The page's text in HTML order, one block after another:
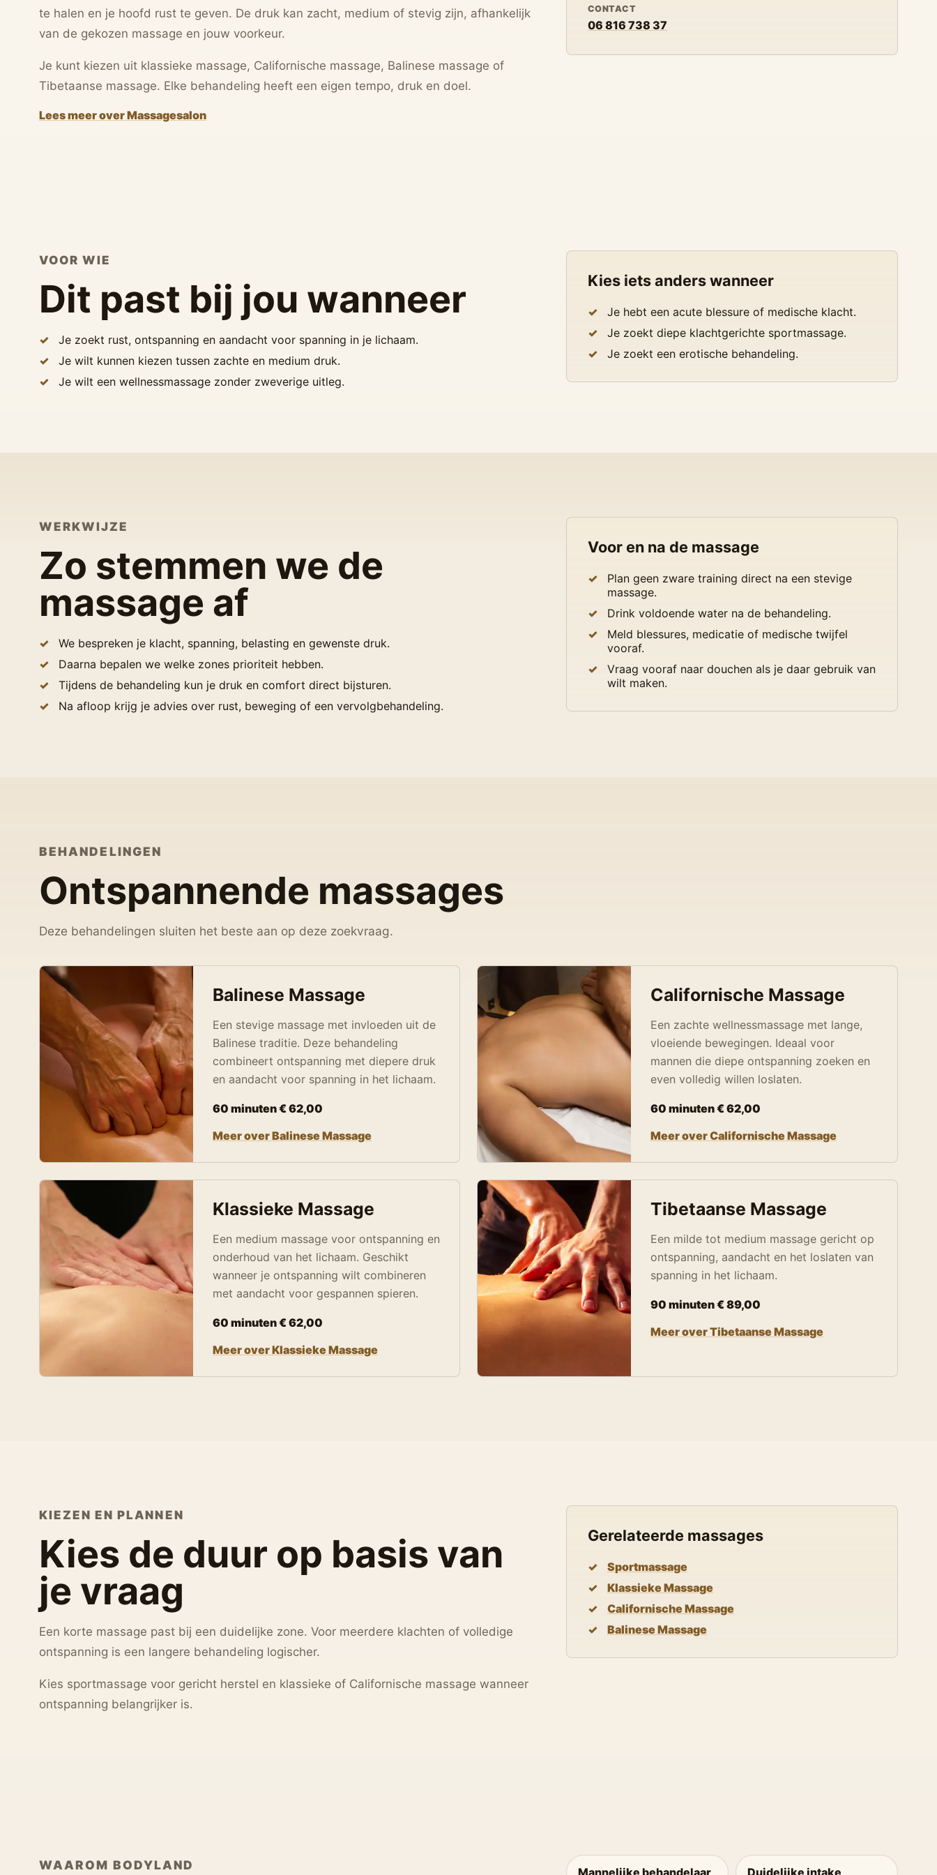
te halen en je hoofd rust te geven. De druk kan zacht, medium of stevig zijn, afhankelijk
van de gekozen massage en jouw voorkeur.
Je kunt kiezen uit klassieke massage, Californische massage, Balinese massage of
Tibetaanse massage. Elke behandeling heeft een eigen tempo, druk en doel.
Lees meer over Massagesalon
CONTACT
06 816 738 37
VOOR WIE
Dit past bij jou wanneer
Je zoekt rust, ontspanning en aandacht voor spanning in je lichaam.
Je wilt kunnen kiezen tussen zachte en medium druk.
Je wilt een wellnessmassage zonder zweverige uitleg.
Kies iets anders wanneer
Je hebt een acute blessure of medische klacht.
Je zoekt diepe klachtgerichte sportmassage.
Je zoekt een erotische behandeling.
WERKWIJZE
Zo stemmen we de
massage af
We bespreken je klacht, spanning, belasting en gewenste druk.
Daarna bepalen we welke zones prioriteit hebben.
Tijdens de behandeling kun je druk en comfort direct bijsturen.
Na afloop krijg je advies over rust, beweging of een vervolgbehandeling.
Voor en na de massage
Plan geen zware training direct na een stevige
massage.
Drink voldoende water na de behandeling.
Meld blessures, medicatie of medische twijfel
vooraf.
Vraag vooraf naar douchen als je daar gebruik van
wilt maken.
BEHANDELINGEN
Ontspannende massages
Deze behandelingen sluiten het beste aan op deze zoekvraag.
Balinese Massage
Een stevige massage met invloeden uit de
Balinese traditie. Deze behandeling
combineert ontspanning met diepere druk
en aandacht voor spanning in het lichaam.
60 minuten € 62,00
Meer over Balinese Massage
Californische Massage
Een zachte wellnessmassage met lange,
vloeiende bewegingen. Ideaal voor
mannen die diepe ontspanning zoeken en
even volledig willen loslaten.
60 minuten € 62,00
Meer over Californische Massage
Klassieke Massage
Een medium massage voor ontspanning en
onderhoud van het lichaam. Geschikt
wanneer je ontspanning wilt combineren
met aandacht voor gespannen spieren.
60 minuten € 62,00
Meer over Klassieke Massage
Tibetaanse Massage
Een milde tot medium massage gericht op
ontspanning, aandacht en het loslaten van
spanning in het lichaam.
90 minuten € 89,00
Meer over Tibetaanse Massage
KIEZEN EN PLANNEN
Kies de duur op basis van
je vraag
Een korte massage past bij een duidelijke zone. Voor meerdere klachten of volledige
ontspanning is een langere behandeling logischer.
Kies sportmassage voor gericht herstel en klassieke of Californische massage wanneer
ontspanning belangrijker is.
Gerelateerde massages
Sportmassage
Klassieke Massage
Californische Massage
Balinese Massage
WAAROM BODYLAND